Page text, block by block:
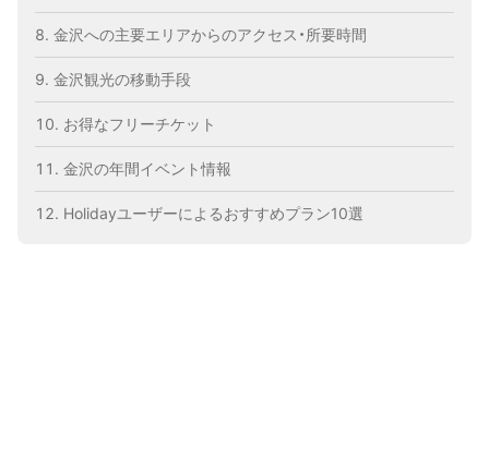
金沢への主要エリアからのアクセス・所要時間
金沢観光の移動手段
お得なフリーチケット
金沢の年間イベント情報
Holidayユーザーによるおすすめプラン10選